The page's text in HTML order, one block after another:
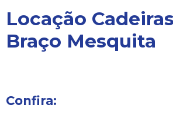
Locação
Braço Mesquita
Confira: